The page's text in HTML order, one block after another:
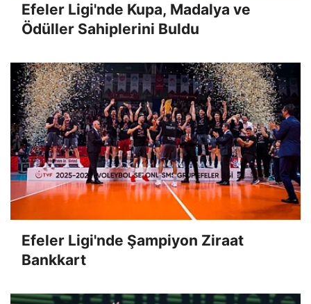
Efeler Ligi'nde Kupa, Madalya ve
Ödüller Sahiplerini Buldu
Efeler Ligi'nde Şampiyon Ziraat
Bankkart